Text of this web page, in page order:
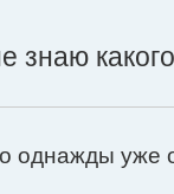
знаю
однажды уже